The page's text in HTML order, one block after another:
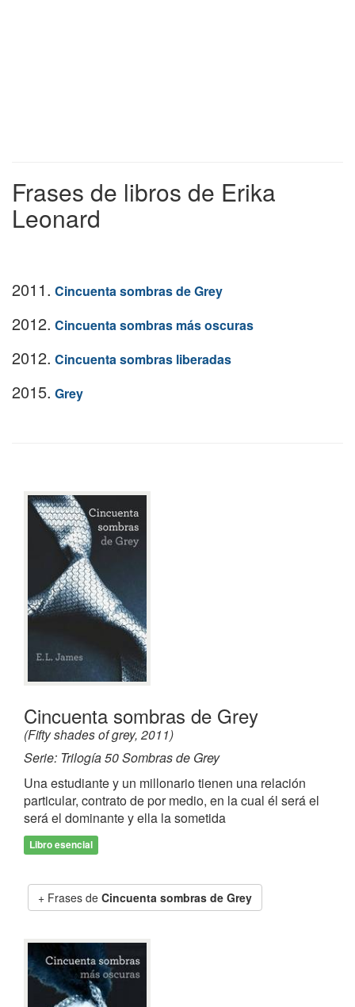
Frases de libros de Erika
Leonard
2011. Cincuenta sombras de Grey
2012. Cincuenta sombras más oscuras
2012. Cincuenta sombras liberadas
2015. Grey
Cincuenta sombras de Grey
(Fifty shades of grey, 2011)
Serie: Trilogía 50 Sombras de Grey
Una estudiante y un millonario tienen una relación
particular, contrato de por medio, en la cual él será el
será el dominante y ella la sometida
Libro esencial
Frases de Cincuenta sombras de Grey